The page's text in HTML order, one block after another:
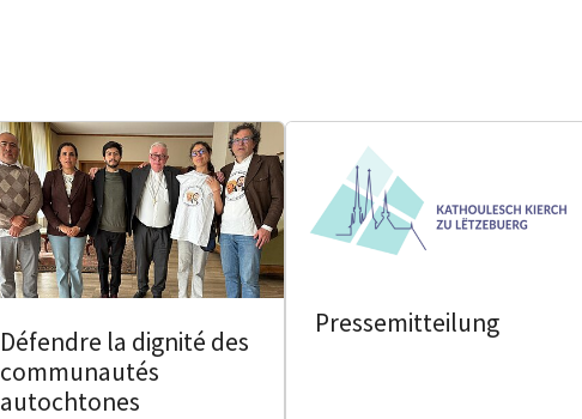
Défendre la dignité des
communautés
autochtones
Pressemitteilung